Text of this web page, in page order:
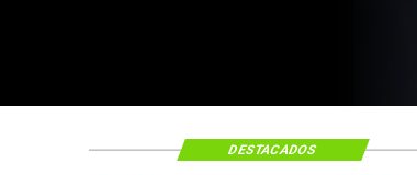
DESTACADOS